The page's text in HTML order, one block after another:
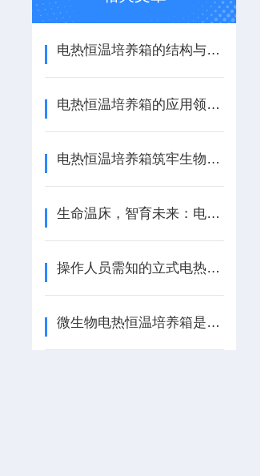
电热恒温培养箱的结构与工作原理
电热恒温培养箱的应用领域有哪些？
电热恒温培养箱筑牢生物实验核心防线
生命温床，智育未来：电热恒温培养箱的生物密码
操作人员需知的立式电热恒温培养箱的使用知识
微生物电热恒温培养箱是如何工作的？